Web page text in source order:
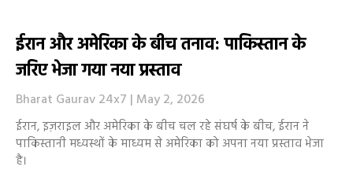
ईरान और अमेरिका के बीच तनाव: पाकिस्तान के
जरिए भेजा गया नया प्रस्ताव
Bharat Gaurav 24x7 May 2, 2026
ईरान, इज़राइल और अमेरिका के बीच चल रहे संघर्ष के बीच, ईरान ने
पाकिस्तानी मध्यस्थों के माध्यम से अमेरिका को अपना नया प्रस्ताव भेजा
है।